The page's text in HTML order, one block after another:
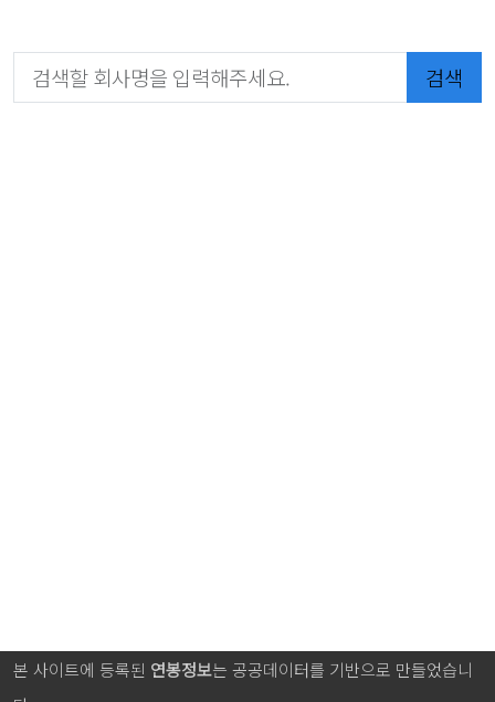
검색
본 사이트에 등록된 연봉정보는 공공데이터를 기반으로 만들었습니